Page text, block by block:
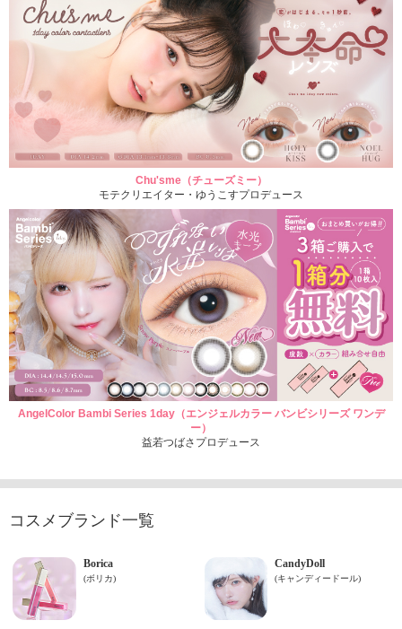
Chu'sme（チューズミー）
モテクリエイター・ゆうこすプロデュース
AngelColor Bambi Series 1day（エンジェルカラー バンビシリーズ ワンデ
ー）
益若つばさプロデュース
コスメブランド一覧